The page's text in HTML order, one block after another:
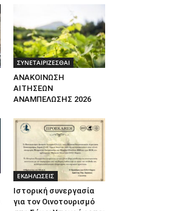
ΣΥΝΕΤΑΙΡΙΖΕΣΘΑΙ
ΑΝΑΚΟΙΝΩΣΗ
ΑΙΤΗΣΕΩΝ
ΑΝΑΜΠΕΛΩΣΗΣ 2026
ΕΚΔΗΛΩΣΕΙΣ
Ιστορική συνεργασία
για τον Οινοτουρισμό